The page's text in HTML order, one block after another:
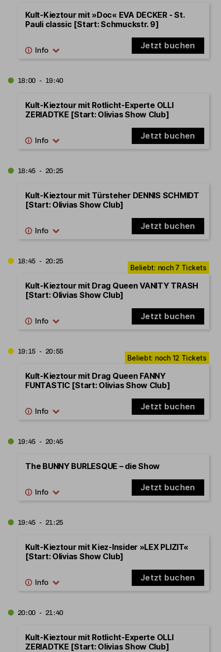
Kult-Kieztour mit »Doc« EVA DECKER - St.
Pauli classic [Start: Schmuckstr. 9]
Jetzt buchen
18:00 - 19:40
Kult-Kieztour mit Rotlicht-Experte OLLI
ZERIADTKE [Start: Olivias Show Club]
Jetzt buchen
18:45 - 20:25
Kult-Kieztour mit Türsteher DENNIS SCHMIDT
[Start: Olivias Show Club]
Jetzt buchen
18:45 - 20:25
Kult-Kieztour mit Drag Queen VANITY TRASH
[Start: Olivias Show Club]
Jetzt buchen
19:15 - 20:55
Kult-Kieztour mit Drag Queen FANNY
FUNTASTIC [Start: Olivias Show Club]
Jetzt buchen
19:45 - 20:45
The BUNNY BURLESQUE – die Show
Jetzt buchen
19:45 - 21:25
Kult-Kieztour mit Kiez-Insider »LEX PLIZIT«
[Start: Olivias Show Club]
Jetzt buchen
20:00 - 21:40
Kult-Kieztour mit Rotlicht-Experte OLLI
ZERIADTKE [Start: Olivias Show Club]